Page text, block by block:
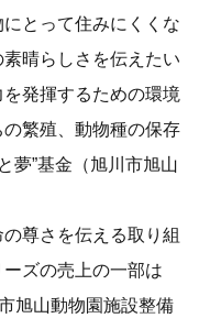
とって住みにくくな
晴らしさを伝えたい
発揮するための環境
繁殖、動物種の保存
夢”基金（旭川市旭山
尊さを伝える取り組
ズの売上の一部は
旭山動物園施設整備